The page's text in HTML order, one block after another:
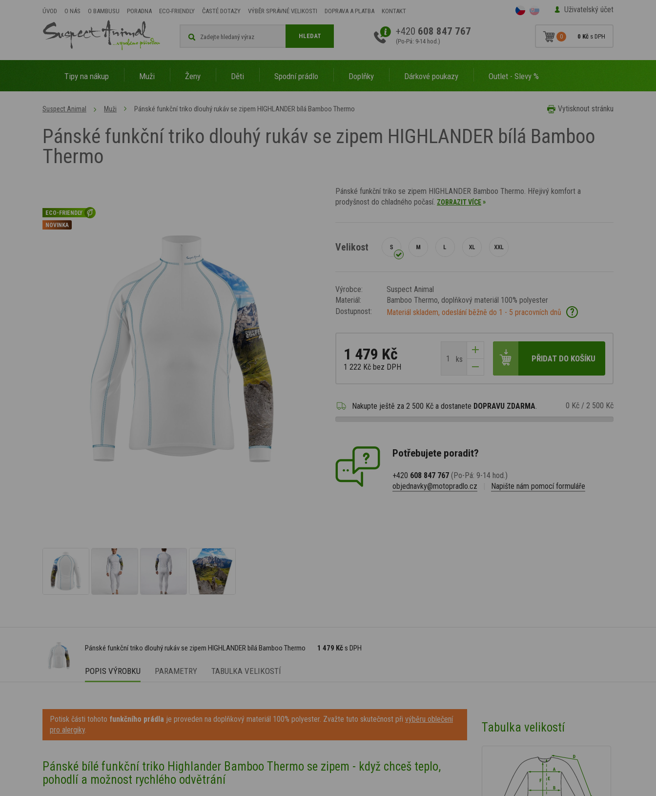
ÚVOD O NÁS O BAMBUSU PORADNA ECO-FRIENDLY ČASTÉ DOTAZY VÝBĚR SPRÁVNÉ VELIKOSTI DOPRAVA A PLATBA KONTAKT Uživatelský účet
+420 608 847 767
(Po-Pá: 9-14 hod.)
0 0 Kč s DPH
HLEDAT
Tipy na nákup Muži Ženy Děti Spodní prádlo Doplňky Dárkové poukazy Outlet - Slevy %
Vytisknout stránku
Suspect Animal Muži Pánské funkční triko dlouhý rukáv se zipem HIGHLANDER bílá Bamboo Thermo
Pánské funkční triko dlouhý rukáv se zipem HIGHLANDER bílá Bamboo
Thermo
ECO-FRIENDLY
NOVINKA
Pánské funkční triko se zipem HIGHLANDER Bamboo Thermo. Hřejivý komfort a
prodyšnost do chladného počasí. ZOBRAZIT VÍCE»
Velikost
Výrobce:
Suspect Animal
Materiál:
Bamboo Thermo, doplňkový materiál 100% polyester
Dostupnost:
Materiál skladem, odeslání běžně do 1 - 5 pracovních dnů ?
1 479 Kč
1 222 Kč bez DPH
ks PŘIDAT DO KOŠÍKU
Nakupte ještě za 2 500 Kč a dostanete DOPRAVU ZDARMA. 0 Kč / 2 500 Kč
Potřebujete poradit?
+420 608 847 767 (Po-Pá: 9-14 hod.)
objednavky@motopradlo.cz
Napište nám pomocí formuláře
Pánské funkční triko dlouhý rukáv se zipem HIGHLANDER bílá Bamboo Thermo 1 479 Kčs DPH
POPIS VÝROBKU PARAMETRY TABULKA VELIKOSTÍ
Potisk části tohoto funkčního prádla je proveden na doplňkový materiál 100% polyester. Zvažte tuto skutečnost při výběru oblečení
pro alergiky.
Pánské bílé funkční triko Highlander Bamboo Thermo se zipem - když chceš teplo,
pohodlí a možnost rychlého odvětrání
Tabulka velikostí